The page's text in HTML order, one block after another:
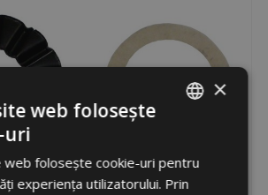
ENGLISH
×
web folosește
uri
web folosește cookie-uri pentru
experiența utilizatorului. Prin